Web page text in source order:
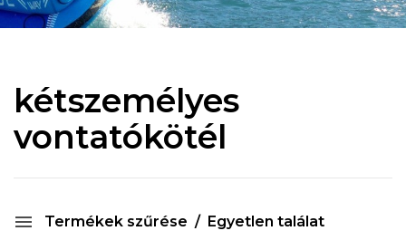
kétszemélyes
vontatókötél
Termékek szűrése Egyetlen találat